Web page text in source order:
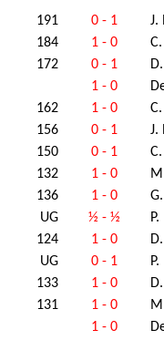
191 0 - 1
J.
184 1 - 0
172 0 - 1
1 - 0
162 1 - 0
156 0 - 1
J.
150 0 - 1
132 1 - 0
136 1 - 0
UG ½ - ½
124 1 - 0
UG 0 - 1
133 1 - 0
131 1 - 0
1 - 0